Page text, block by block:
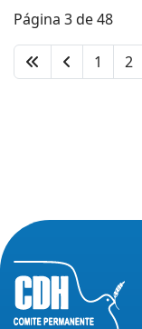
Página 3 de 48
1 2